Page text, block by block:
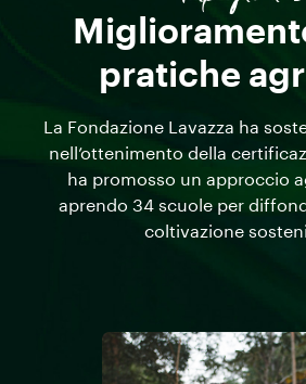
pratiche
La Fondazione Lavazza ha
nell’ottenimento della
ha promosso un approccio
aprendo 34 scuole per
coltivazione